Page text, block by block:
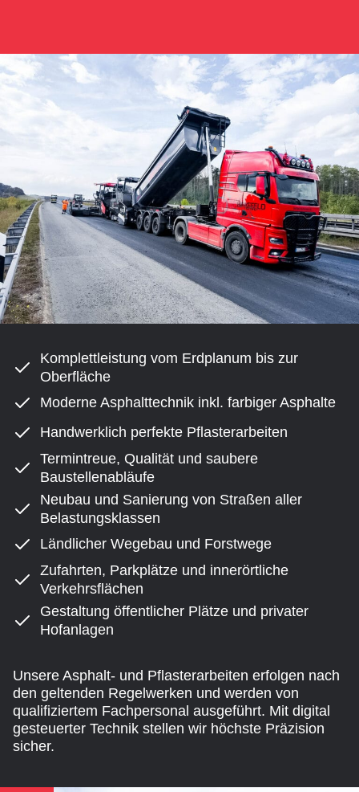
Komplettleistung vom Erdplanum bis zur
Oberfläche
Moderne Asphalttechnik inkl. farbiger Asphalte
Handwerklich perfekte Pflasterarbeiten
Termintreue, Qualität und saubere
Baustellenabläufe
Neubau und Sanierung von Straßen aller
Belastungsklassen
Ländlicher Wegebau und Forstwege
Zufahrten, Parkplätze und innerörtliche
Verkehrsflächen
Gestaltung öffentlicher Plätze und privater
Hofanlagen
Unsere Asphalt- und Pflasterarbeiten erfolgen nach
den geltenden Regelwerken und werden von
qualifiziertem Fachpersonal ausgeführt. Mit digital
gesteuerter Technik stellen wir höchste Präzision
sicher.